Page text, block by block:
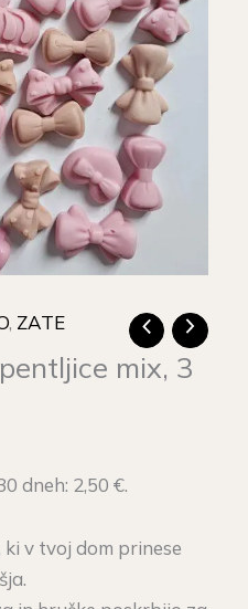
, ZATE
mix, 3
dneh: 2,50€.
ki v tvoj dom prinese